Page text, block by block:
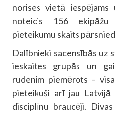
norises vietā
noteicis 156
pieteikumu skaits
Dalībnieki sacensībās uz
ieskaites grupās un
rudenim piemērots –
pieteikuši arī jau Latvijā
disciplīnu braucēji.